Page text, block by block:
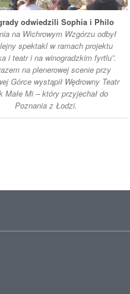
odwiedzili Sophia i Philo
na Wichrowym Wzgórzu odbył
spektakl w ramach projektu
i teatr i na winogradzkim fyrtlu”.
na plenerowej scenie przy
Górce wystąpił Wędrowny Teatr
Małe Mi – który przyjechał do
Poznania z Łodzi.